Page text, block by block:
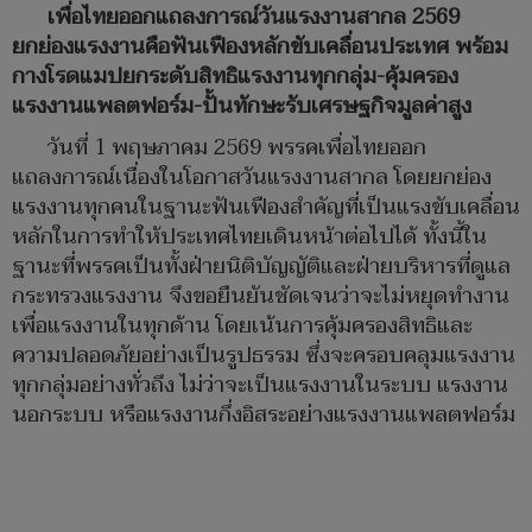
เพื่อไทยออกแถลงการณ์วันแรงงานสากล 2569
ยกย่องแรงงานคือฟันเฟืองหลักขับเคลื่อนประเทศ พร้อม
กางโรดแมปยกระดับสิทธิแรงงานทุกกลุ่ม-คุ้มครอง
แรงงานแพลตฟอร์ม-ปั้นทักษะรับเศรษฐกิจมูลค่าสูง
วันที่ 1 พฤษภาคม 2569 พรรคเพื่อไทยออก
แถลงการณ์เนื่องในโอกาสวันแรงงานสากล โดยยกย่อง
แรงงานทุกคนในฐานะฟันเฟืองสำคัญที่เป็นแรงขับเคลื่อน
หลักในการทำให้ประเทศไทยเดินหน้าต่อไปได้ ทั้งนี้ใน
ฐานะที่พรรคเป็นทั้งฝ่ายนิติบัญญัติและฝ่ายบริหารที่ดูแล
กระทรวงแรงงาน จึงขอยืนยันชัดเจนว่าจะไม่หยุดทำงาน
เพื่อแรงงานในทุกด้าน โดยเน้นการคุ้มครองสิทธิและ
ความปลอดภัยอย่างเป็นรูปธรรม ซึ่งจะครอบคลุมแรงงาน
ทุกกลุ่มอย่างทั่วถึง ไม่ว่าจะเป็นแรงงานในระบบ แรงงาน
นอกระบบ หรือแรงงานกึ่งอิสระอย่างแรงงานแพลตฟอร์ม